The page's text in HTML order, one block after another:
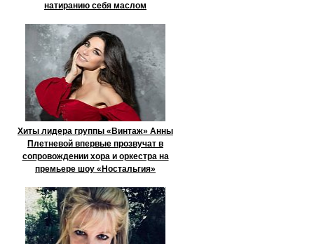
натиранию себя маслом
Хиты лидера группы «Винтаж» Анны
Плетневой впервые прозвучат в
сопровождении хора и оркестра на
премьере шоу «Ностальгия»